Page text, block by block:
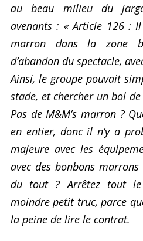
au beau milieu du
avenants : « Article 126 : Il
marron dans la zone
d’abandon du spectacle,
Ainsi, le groupe pouvait
stade, et chercher un bol de
Pas de M&M’s marron ?
en entier, donc il n’y a
majeure avec les
avec des bonbons marrons
du tout ? Arrêtez tout
moindre petit truc, parce
la peine de lire le contrat.